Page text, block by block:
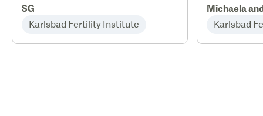
SG
Karlsbad Fertility Institute
Michaela
Karlsbad